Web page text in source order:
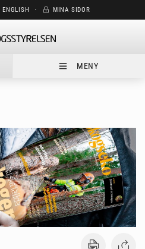
ENGLISH ⋅ MINA SIDOR
MENY